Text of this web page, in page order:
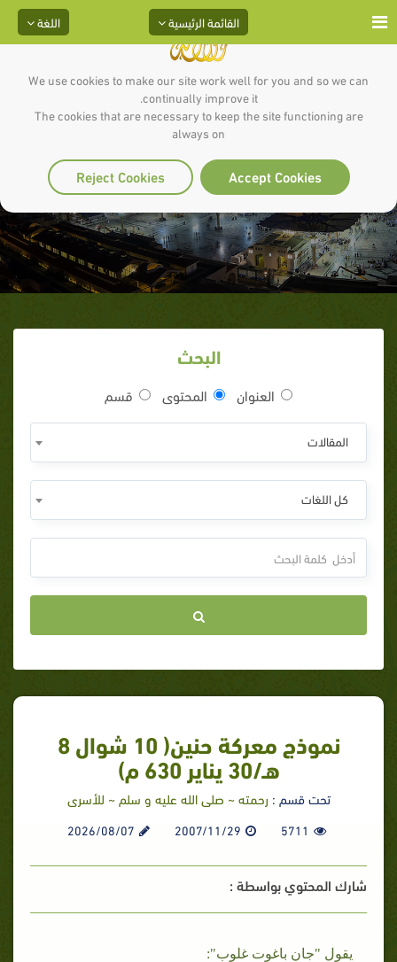
We use cookies to make our site work well for you and so we can
continually improve it.
The cookies that are necessary to keep the site functioning are
always on
Accept Cookies
Reject Cookies
اللغة القائمة الرئيسية
هـ/30 يناير 630 م)
البحث
العنوان المحتوى قسم
المقالات
كل اللغات
نموذج معركة حنين( 10 شوال 8
هـ/30 يناير 630 م)
تحت قسم : رحمته ~ صلى الله عليه و سلم ~ للأسرى
5711
2007/11/29
2026/08/07
شارك المحتوي بواسطة :
يقول "جان باغوت غلوب":